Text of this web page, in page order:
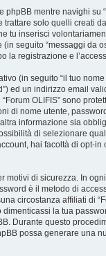
mentre navighi su
solo quelli creati
tu inserisci
seguito “messaggi da
la registrazione e
(in seguito “il tuo
ed un indirizzo email
OLIFIS” sono
di nome utente,
informazione sia
di selezionare
hai facoltà di opt-
motivi di sicurezza. In
è il metodo di
circostanza affiliati di
la tua
Durante questo
possa generare una